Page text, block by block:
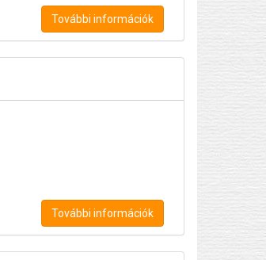
További információk
További információk